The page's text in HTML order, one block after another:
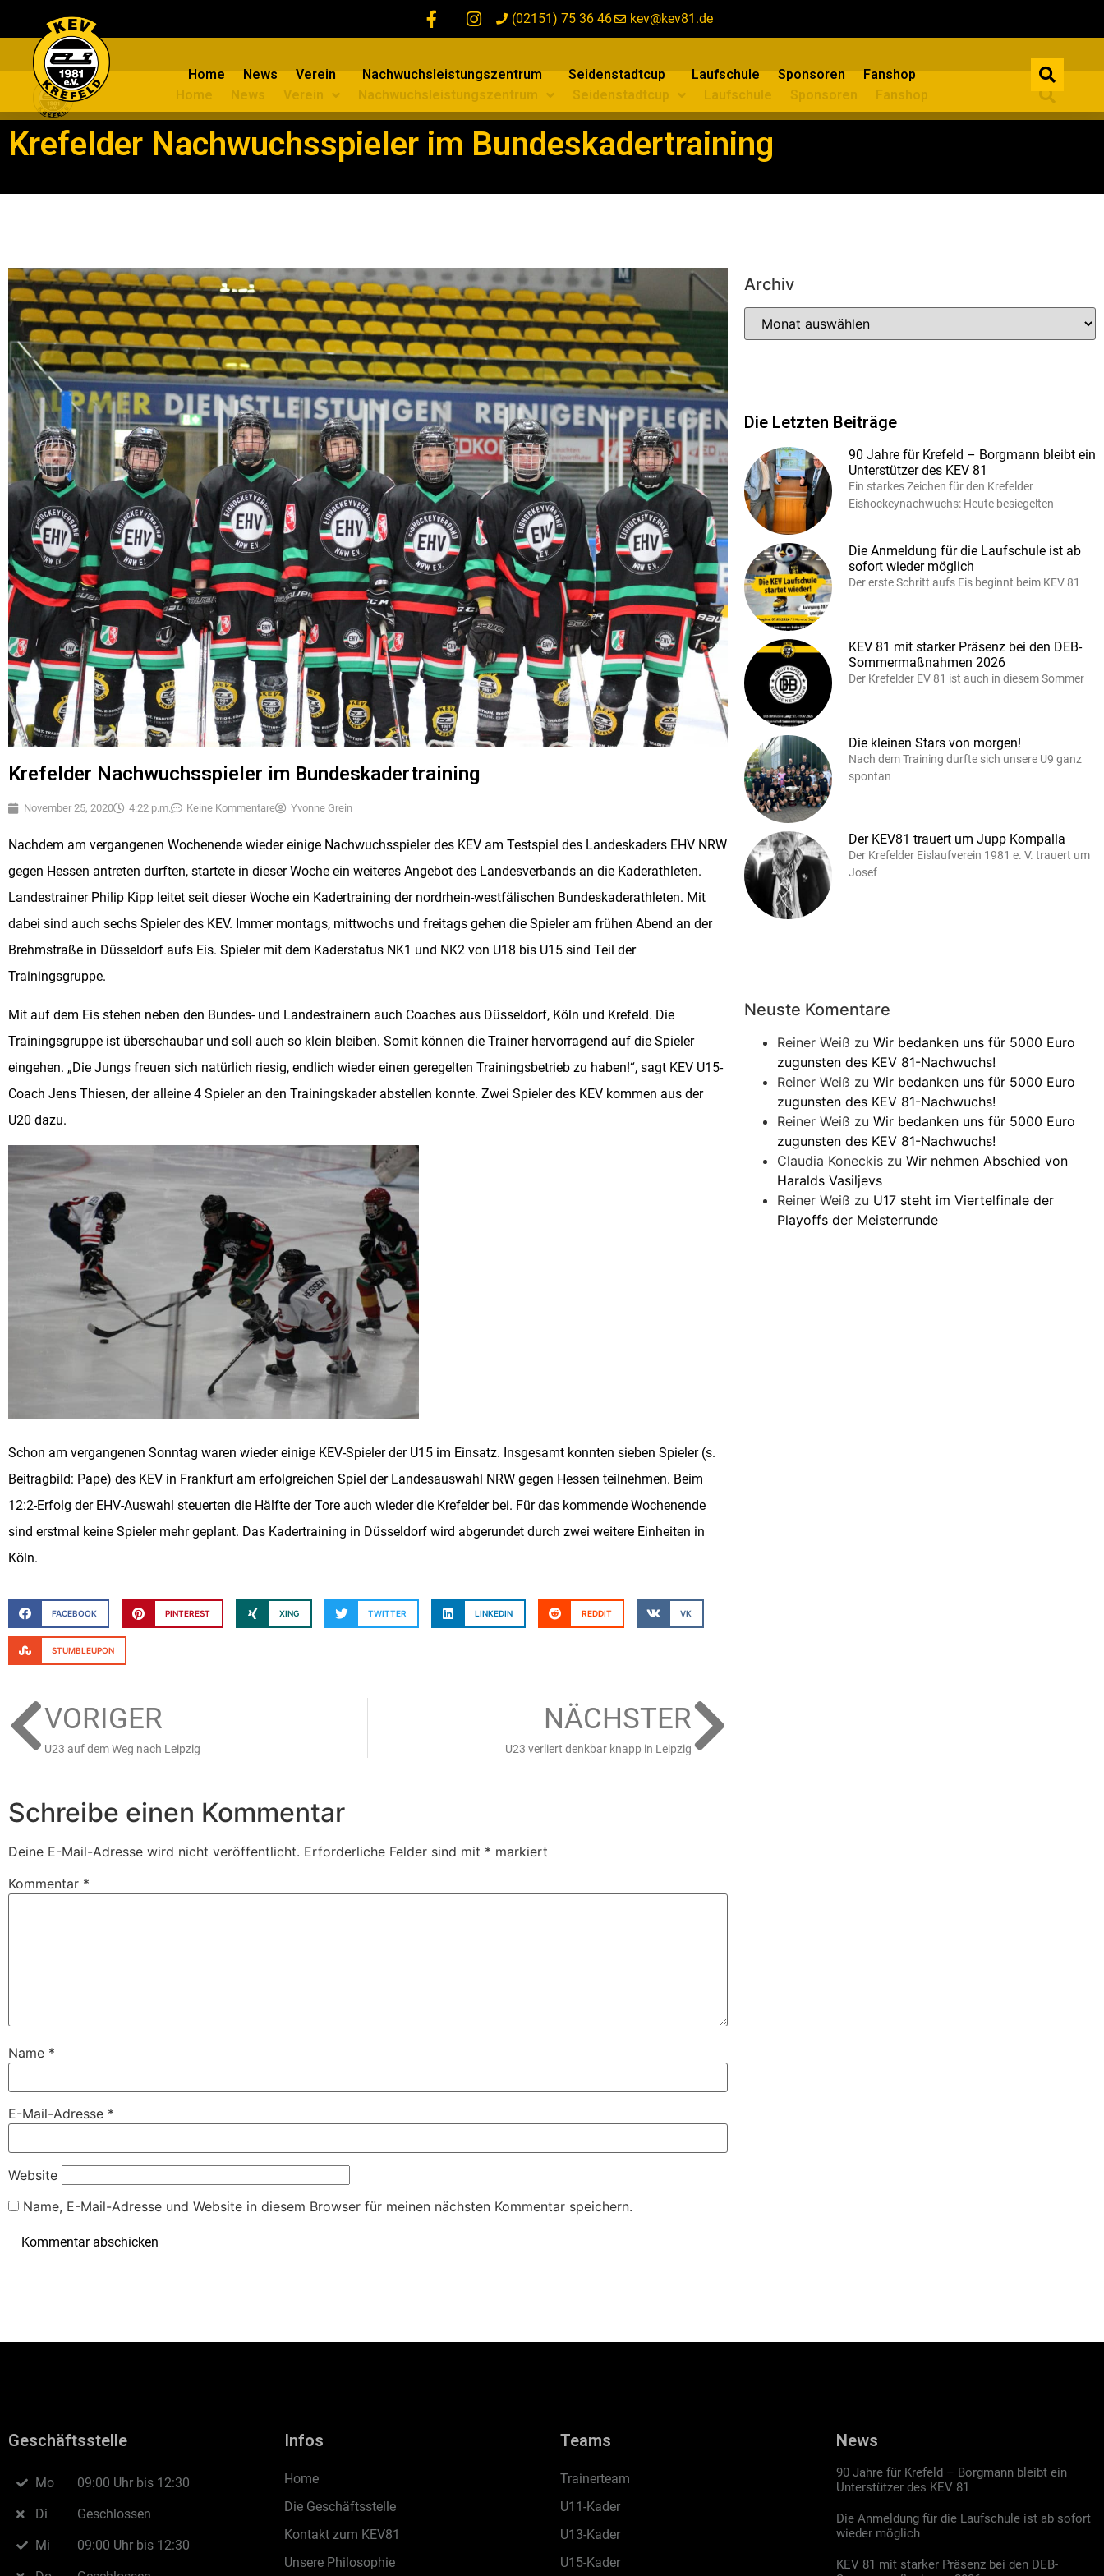
(02151) 75 36 46 kev@kev81.de
Home News Verein Nachwuchsleistungszentrum Seidenstadtcup Laufschule​ Sponsoren
Fanshop
Home
News Verein Nachwuchsleistungszentrum Seidenstadtcup Laufschule​ Sponsoren Fanshop
Krefelder Nachwuchsspieler im Bundeskadertraining
Krefelder Nachwuchsspieler im Bundeskadertraining
November 25, 2020 4:22 p.m. Keine Kommentare Yvonne Grein
Nachdem am vergangenen Wochenende wieder einige Nachwuchsspieler des KEV am Testspiel des Landeskaders EHV NRW
gegen Hessen antreten durften, startete in dieser Woche ein weiteres Angebot des Landesverbands an die Kaderathleten.
Landestrainer Philip Kipp leitet seit dieser Woche ein Kadertraining der nordrhein-westfälischen Bundeskaderathleten. Mit
dabei sind auch sechs Spieler des KEV. Immer montags, mittwochs und freitags gehen die Spieler am frühen Abend an der
Brehmstraße in Düsseldorf aufs Eis. Spieler mit dem Kaderstatus NK1 und NK2 von U18 bis U15 sind Teil der
Trainingsgruppe.
Mit auf dem Eis stehen neben den Bundes- und Landestrainern auch Coaches aus Düsseldorf, Köln und Krefeld. Die
Trainingsgruppe ist überschaubar und soll auch so klein bleiben. Somit können die Trainer hervorragend auf die Spieler
eingehen. „Die Jungs freuen sich natürlich riesig, endlich wieder einen geregelten Trainingsbetrieb zu haben!“, sagt KEV U15-
Coach Jens Thiesen, der alleine 4 Spieler an den Trainingskader abstellen konnte. Zwei Spieler des KEV kommen aus der
U20 dazu.
Schon am vergangenen Sonntag waren wieder einige KEV-Spieler der U15 im Einsatz. Insgesamt konnten sieben Spieler (s.
Beitragbild: Pape) des KEV in Frankfurt am erfolgreichen Spiel der Landesauswahl NRW gegen Hessen teilnehmen. Beim
12:2-Erfolg der EHV-Auswahl steuerten die Hälfte der Tore auch wieder die Krefelder bei. Für das kommende Wochenende
sind erstmal keine Spieler mehr geplant. Das Kadertraining in Düsseldorf wird abgerundet durch zwei weitere Einheiten in
Köln.
FACEBOOK PINTEREST XING TWITTER LINKEDIN REDDIT VK
STUMBLEUPON
VORIGER
U23 auf dem Weg nach Leipzig
NÄCHSTER
U23 verliert denkbar knapp in Leipzig
Schreibe einen Kommentar
Deine E-Mail-Adresse wird nicht veröffentlicht. Erforderliche Felder sind mit * markiert
Kommentar *
Name *
E-Mail-Adresse *
Website
Name, E-Mail-Adresse und Website in diesem Browser für meinen nächsten Kommentar speichern.
Archiv
Die Letzten Beiträge
90 Jahre für Krefeld – Borgmann bleibt ein
Unterstützer des KEV 81
Ein starkes Zeichen für den Krefelder
Eishockeynachwuchs: Heute besiegelten
Die Anmeldung für die Laufschule ist ab
sofort wieder möglich
Der erste Schritt aufs Eis beginnt beim KEV 81
KEV 81 mit starker Präsenz bei den DEB-
Sommermaßnahmen 2026
Der Krefelder EV 81 ist auch in diesem Sommer
Die kleinen Stars von morgen!
Nach dem Training durfte sich unsere U9 ganz
spontan
Der KEV81 trauert um Jupp Kompalla
Der Krefelder Eislaufverein 1981 e. V. trauert um
Josef
Neuste Komentare
Reiner Weiß zu Wir bedanken uns für 5000 Euro
zugunsten des KEV 81-Nachwuchs!
Reiner Weiß zu Wir bedanken uns für 5000 Euro
zugunsten des KEV 81-Nachwuchs!
Reiner Weiß zu Wir bedanken uns für 5000 Euro
zugunsten des KEV 81-Nachwuchs!
Claudia Koneckiszu Wir nehmen Abschied von
Haralds Vasiljevs
Reiner Weiß zu U17 steht im Viertelfinale der
Playoffs der Meisterrunde
Geschäftsstelle
Mo
Di
Mi
09:00 Uhr bis 12:30
Geschlossen
09:00 Uhr bis 12:30
Infos
Home
Die Geschäftsstelle
Kontakt zum KEV81
Unsere Philosophie
Teams
Trainerteam
U11-Kader
U13-Kader
U15-Kader
News
90 Jahre für Krefeld – Borgmann bleibt ein
Unterstützer des KEV 81
Die Anmeldung für die Laufschule ist ab sofort
wieder möglich
KEV 81 mit starker Präsenz bei den DEB-